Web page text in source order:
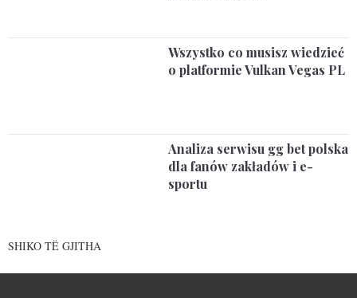
Wszystko co musisz wiedzieć
o platformie Vulkan Vegas PL
Analiza serwisu gg bet polska
dla fanów zakładów i e-
sportu
SHIKO TË GJITHA